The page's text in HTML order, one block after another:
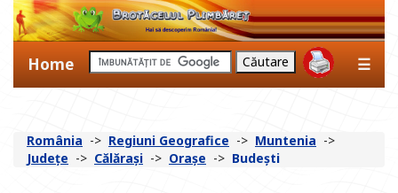
Home ☰
România -> Regiuni Geografice -> Muntenia ->
Județe -> Călărași -> Orașe -> Budești